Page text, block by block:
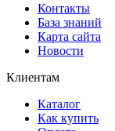
Контакты
База знаний
Карта сайта
Новости
Клиентам
Каталог
Как купить